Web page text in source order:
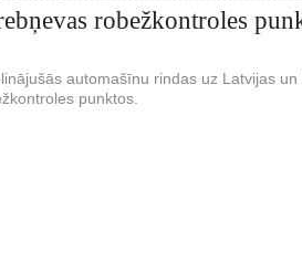
robežkontroles
automašīnu rindas uz Latvijas
punktos.